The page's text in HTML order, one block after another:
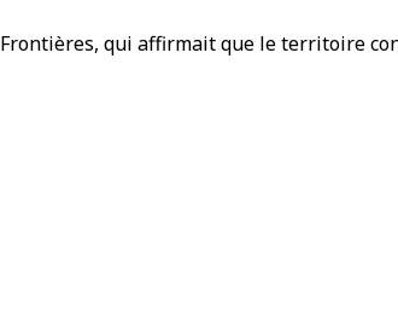
qui affirmait que le territoire